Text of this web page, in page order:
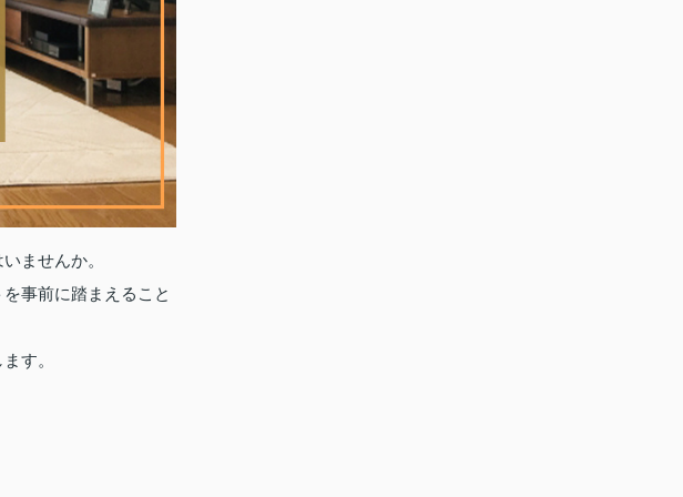
ませんか。
事前に踏まえること
す。